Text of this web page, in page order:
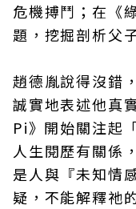
危機搏鬥；在《
題，挖掘剖析父
趙德胤說得沒錯
誠實地表述他真
Pi》開始關注起
人生閱歷有關係
是人與『未知情
疑，不能解釋祂